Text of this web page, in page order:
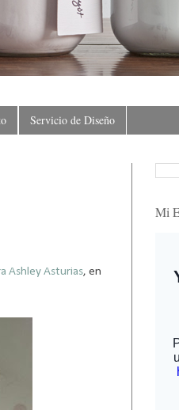
Servicio de Diseño
Ashley Asturias, en
Mi